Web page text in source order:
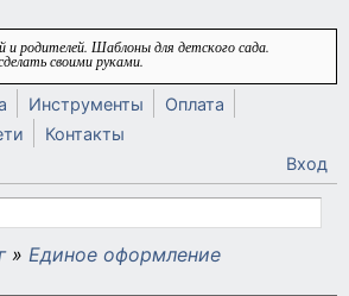
содержанию
и родителей. Шаблоны для детского сада.
своими руками.
Инструменты
Оплата
Контакты
Вход
» Единое оформление